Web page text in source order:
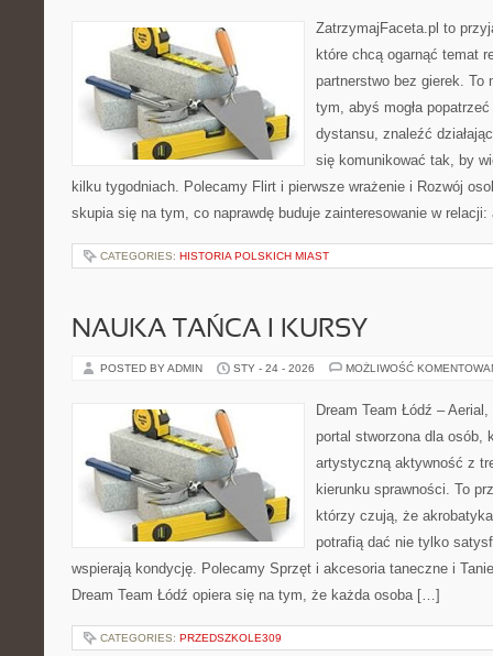
ZatrzymajFaceta.pl to
które chcą ogarnąć temat
partnerstwo bez gierek. To
tym, abyś mogła
dystansu, znaleźć
się komunikować tak, by
kilku tygodniach. Polecamy Flirt i pierwsze wrażenie i Rozwój
skupia się na tym, co naprawdę buduje zainteresowanie w
CATEGORIES: HISTORIA POLSKICH MIAST
NAUKA TAŃCA I KURSY
POSTED BY ADMIN STY - 24 - 2026 MOŻLIWOŚĆ
Dream Team Łódź –
portal stworzona dla osób,
artystyczną aktywność z
kierunku sprawności. To
którzy czują, że
potrafią dać nie tylko
wspierają kondycję. Polecamy Sprzęt i akcesoria taneczne i
Dream Team Łódź opiera się na tym, że każda osoba […]
CATEGORIES: PRZEDSZKOLE309